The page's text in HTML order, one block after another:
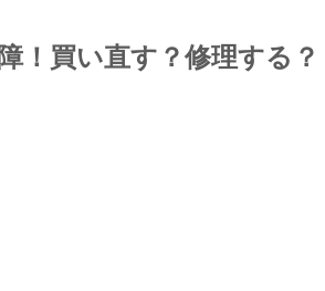
！買い直す？修理する？